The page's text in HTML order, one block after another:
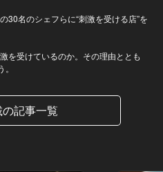
30名のシェフらに“刺激を受ける店”を
を受けているのか。その理由ととも
記事一覧